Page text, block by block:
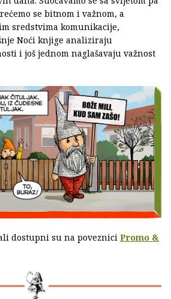
se bitnom i važnom, a
sredstvima komunikacije,
Noći knjige analiziraju
i još jednom naglašavaju važnost
dostupni su na poveznici Promo &